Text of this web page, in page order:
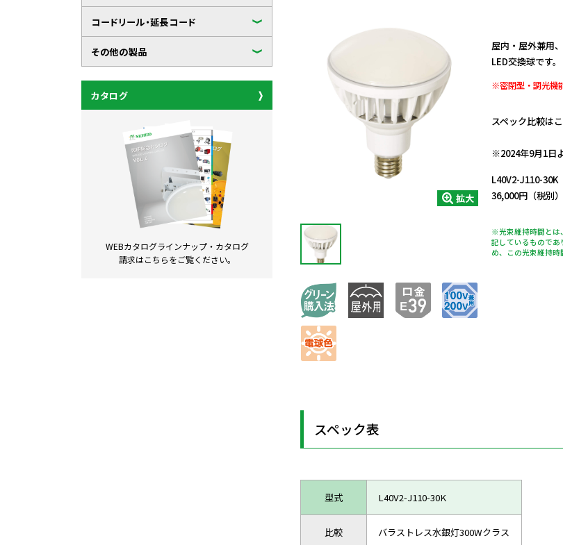
コードリール・延長コード
その他の製品
カタログ
WEBカタログラインナップ・ カタログ
請求はこちらをご覧ください。
拡大
屋内・屋外兼用
LED交換球です。
※密閉型・調光機
スペック比較は
※2024年9月1日
L40V2-J110-30K
36,000円（税別）
※光束維持時間とは
記しているもので
め、この光束維持時
スペック表
型式 L40V2-J110-30K
比較 バラストレス水銀灯300Wクラス